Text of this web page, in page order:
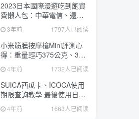
2023日本國際漫遊吃到飽資
費懶人包：中華電信、遠傳
電信、台灣大哥大、台灣之
星、亞太電信
3年前 1797人已阅读
小米筋膜按摩槍Mini評測心
得：重量輕巧375公克、3種
替換頭和3種模式、售價
2295元
4年前 1732人已阅读
SUICA西瓜卡、ICOCA使用
期限查詢教學 最後使用日10
年內都有效 Android、iOS都
適用4年前 1663人已阅读